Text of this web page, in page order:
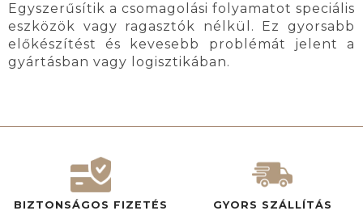
Egyszerűsítik a csomagolási folyamatot speciális
eszközök vagy ragasztók nélkül. Ez gyorsabb
előkészítést és kevesebb problémát jelent a
gyártásban vagy logisztikában.
BIZTONSÁGOS FIZETÉS GYORS SZÁLLÍTÁS